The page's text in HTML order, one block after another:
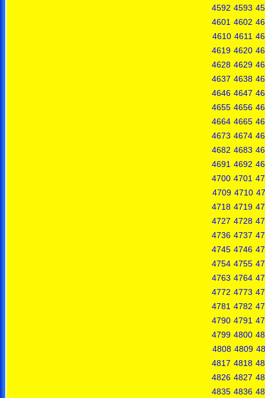
4592 4593
4601 4602
4610 4611
4619 4620
4628 4629
4637 4638
4646 4647
4655 4656
4664 4665
4673 4674
4682 4683
4691 4692
4700 4701
4709 4710
4718 4719
4727 4728
4736 4737
4745 4746
4754 4755
4763 4764
4772 4773
4781 4782
4790 4791
4799 4800
4808 4809
4817 4818
4826 4827
4835 4836